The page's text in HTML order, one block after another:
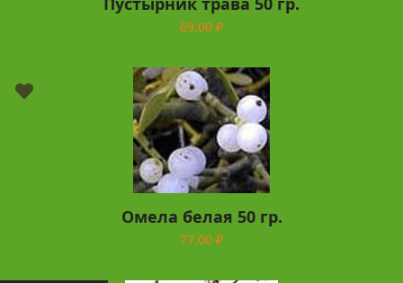
69.00 ₽
Омела белая 50 гр.
77.00 ₽